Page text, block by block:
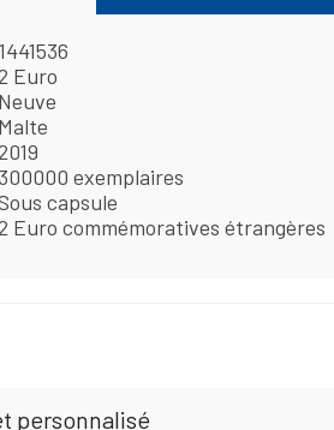
1441536
Euro
Neuve
Malte
300000 exemplaires
capsule
Euro commémoratives étrangères
personnalisé